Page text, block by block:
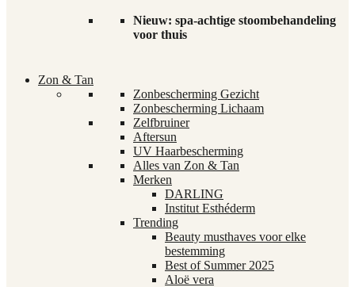
Nieuw: spa-achtige stoombehandeling
voor thuis
Zon & Tan
Zonbescherming Gezicht
Zonbescherming Lichaam
Zelfbruiner
Aftersun
UV Haarbescherming
Alles van Zon & Tan
Merken
DARLING
Institut Esthéderm
Trending
Beauty musthaves voor elke
bestemming
Best of Summer 2025
Aloë vera